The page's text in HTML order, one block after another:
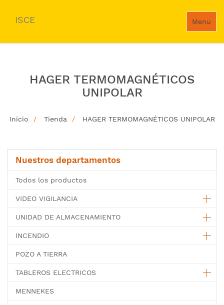
Menu
ISCE
HAGER TERMOMAGNÉTICOS
UNIPOLAR
Inicio Tienda HAGER TERMOMAGNÉTICOS UNIPOLAR
Nuestros departamentos
Todos los productos
VIDEO VIGILANCIA
UNIDAD DE ALMACENAMIENTO
INCENDIO
POZO A TIERRA
TABLEROS ELECTRICOS
MENNEKES